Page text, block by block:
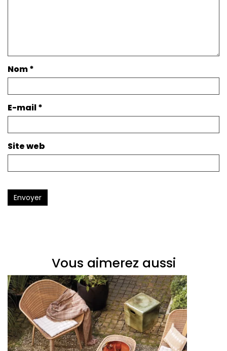
Nom*
E-mail*
Site web
Envoyer
Vous aimerez aussi